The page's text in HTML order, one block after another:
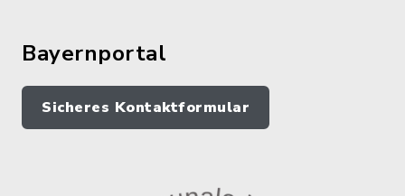
Bayernportal
Sicheres Kontaktformular